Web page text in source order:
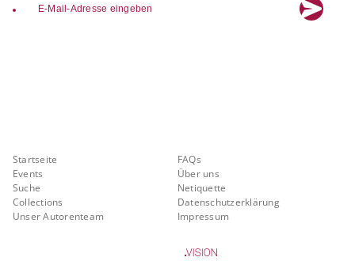
email
Startseite
Events
Suche
Collections
Unser Autorenteam
FAQs
Über uns
Netiquette
Datenschutzerklärung
Impressum